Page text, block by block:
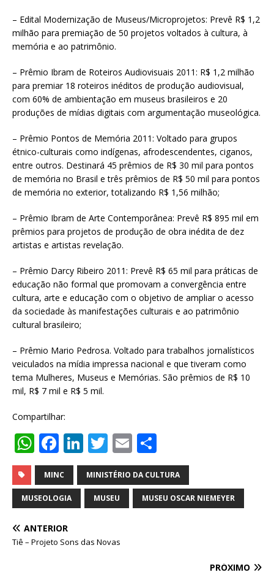
– Edital Modernização de Museus/Microprojetos: Prevê R$ 1,2
milhão para premiação de 50 projetos voltados à cultura, à
memória e ao patrimônio.
– Prêmio Ibram de Roteiros Audiovisuais 2011: R$ 1,2 milhão
para premiar 18 roteiros inéditos de produção audiovisual,
com 60% de ambientação em museus brasileiros e 20
produções de mídias digitais com argumentação museológica.
– Prêmio Pontos de Memória 2011: Voltado para grupos
étnico-culturais como indígenas, afrodescendentes, ciganos,
entre outros. Destinará 45 prêmios de R$ 30 mil para pontos
de memória no Brasil e três prêmios de R$ 50 mil para pontos
de memória no exterior, totalizando R$ 1,56 milhão;
– Prêmio Ibram de Arte Contemporânea: Prevê R$ 895 mil em
prêmios para projetos de produção de obra inédita de dez
artistas e artistas revelação.
– Prêmio Darcy Ribeiro 2011: Prevê R$ 65 mil para práticas de
educação não formal que promovam a convergência entre
cultura, arte e educação com o objetivo de ampliar o acesso
da sociedade às manifestações culturais e ao patrimônio
cultural brasileiro;
– Prêmio Mario Pedrosa. Voltado para trabalhos jornalísticos
veiculados na mídia impressa nacional e que tiveram como
tema Mulheres, Museus e Memórias. São prêmios de R$ 10
mil, R$ 7 mil e R$ 5 mil.
Compartilhar:
W
h
at
s
A
p
F
a
c
e
b
o
Li
n
k
e
n
T
w
it
te
E
m
ai
l
h
ar
e
MINC MINISTÉRIO DA CULTURA
MUSEOLOGIA MUSEU MUSEU OSCAR NIEMEYER
ANTERIOR
Tiê – Projeto Sons das Novas
PRÓXIMO